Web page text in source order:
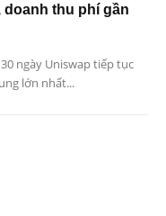
doanh thu phí gần
ngày Uniswap tiếp tục
lớn nhất...